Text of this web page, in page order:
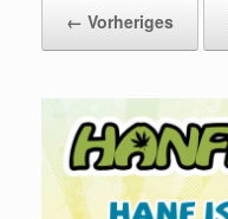
← Vorheriges